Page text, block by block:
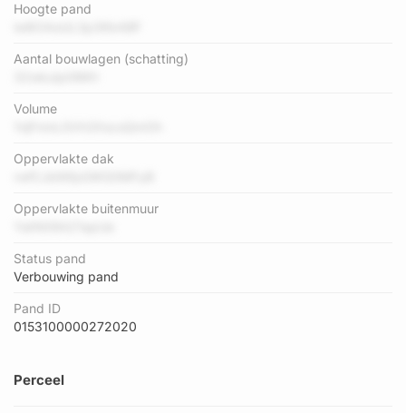
Hoogte pand
Aantal bouwlagen (schatting)
Volume
Oppervlakte dak
Oppervlakte buitenmuur
Status pand
Verbouwing pand
Pand ID
0153100000272020
Perceel